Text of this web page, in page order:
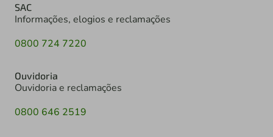
SAC
Informações, elogios e reclamações
0800 724 7220
Ouvidoria
Ouvidoria e reclamações
0800 646 2519